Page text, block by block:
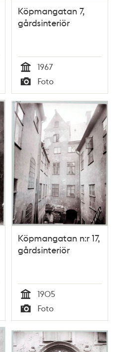
Köpmangatan 7,
gårdsinteriör
Tid
1967
Typ
Foto
Köpmangatan n:r 17,
gårdsinteriör
Tid
1905
Typ
Foto